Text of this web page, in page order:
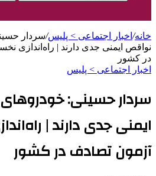
خانه/ اخبار اجتماعی > پليس/سردار
نواقص ایمنی جدی دارند | راه‌اندازی
در کشور
اخبار اجتماعی > پليس
سردار حسینی:
ایمنی جدی دارند |
آزمون تصادف در کشور